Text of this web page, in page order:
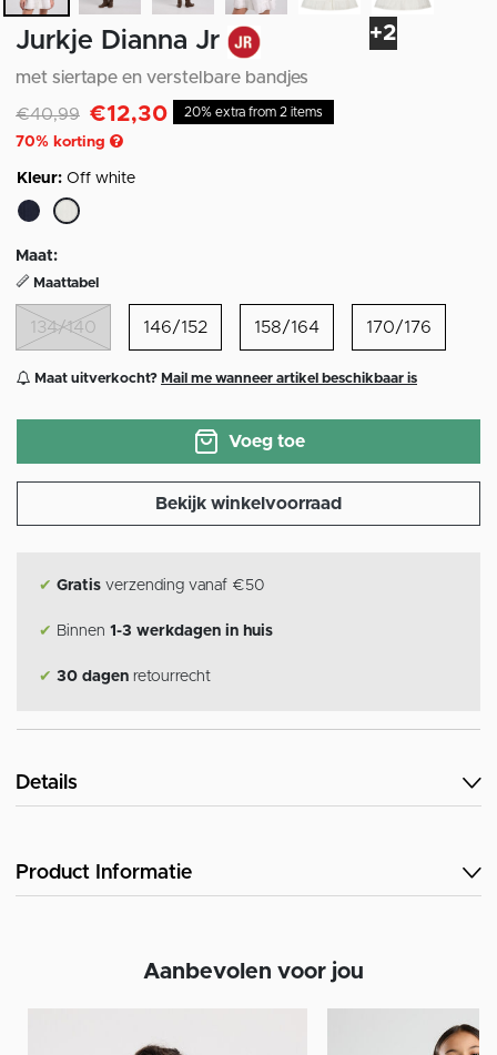
+2
Jurkje Dianna Jr
met siertape en verstelbare bandjes
Afgeprijsd van
€40,99naar
€12,30
70% korting
20% extra from 2 items
Kleur: Off white
Maat:
Maattabel
134/140 146/152 158/164 170/176
Maat uitverkocht? Mail me wanneer artikel beschikbaar is
Voeg toe
Bekijk winkelvoorraad
✔ Gratis verzending vanaf €50
✔ Binnen 1-3 werkdagen in huis
✔ 30 dagen retourrecht
Details
Product Informatie
Aanbevolen voor jou